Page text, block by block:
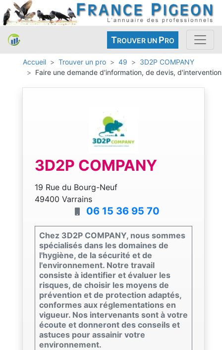
TROUVER UN PRO
Accueil Trouver un pro 49
3D2P COMPANY
Faire une demande d'information, de devis, d'intervention
3D2P COMPANY
19 Rue du Bourg-Neuf
49400 Varrains
06 15 36 95 70
Chez 3D2P COMPANY, nous sommes
spécialisés dans les domaines de
l'hygiène, de la sécurité et de
l'environnement. Notre travail
consiste à identifier et évaluer les
risques, de choisir les moyens de
prévention et de protection adaptés,
conformes aux réglementations en
vigueur. Nos intervenants sont à votre
écoute et donneront des conseils et
astuces pour assainir votre
environnement.